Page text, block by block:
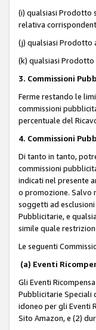
(i) qualsiasi Prodotto
relativa
(j) qualsiasi Prodotto
(k) qualsiasi
3. Commissioni
Ferme restando le
commissioni
percentuale del
4. Commissioni
Di tanto in tanto,
commissioni
indicati nel presente
o promozione. Salvo
soggetti ad
Pubblicitarie, e
simile quale
Le seguenti
(a) Eventi
Gli Eventi
Pubblicitarie Speciali
idoneo per gli Eventi
Sito Amazon, e (2)